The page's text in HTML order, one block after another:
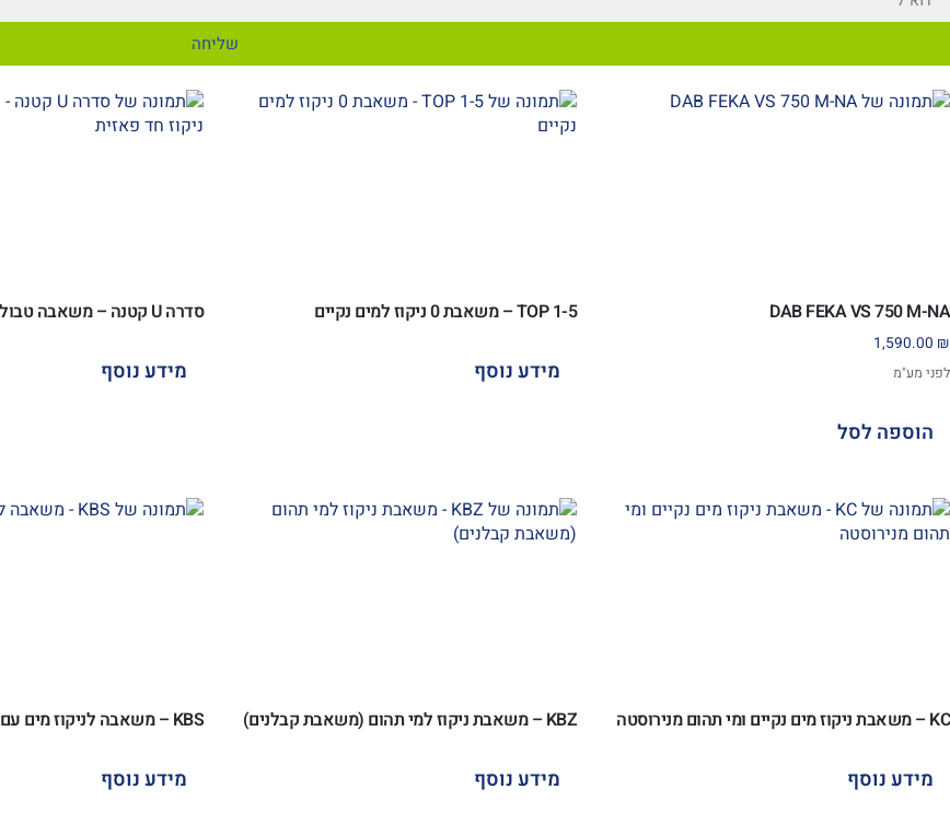
שליחה
DAB FEKA VS 750 M-NA
1,590.00 ₪
לפני מע"מ
הוספה לסל
TOP 1-5 – משאבת 0 ניקוז למים נקיים
מידע נוסף
סדרה U קטנה – משאבה טבולה | ניקוז חד פאזית
מידע נוסף
KC – משאבת ניקוז מים נקיים ומי תהום מנירוסטה
מידע נוסף
KBZ – משאבת ניקוז למי תהום (משאבת קבלנים)
מידע נוסף
KBS – משאבה לניקוז מים עם בוץ
מידע נוסף